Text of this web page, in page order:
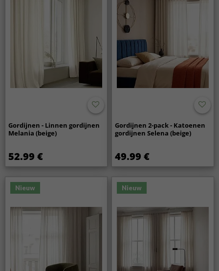
Gordijnen - Linnen gordijnen
Melania (beige)
52.99 €
Gordijnen 2-pack - Katoenen
gordijnen Selena (beige)
49.99 €
Nieuw Nieuw